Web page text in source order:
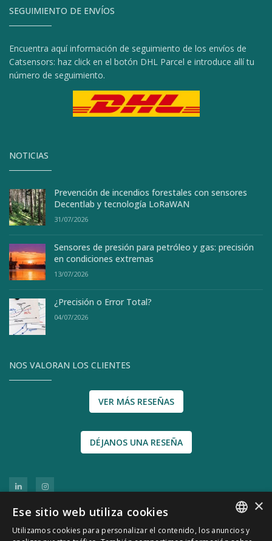
SEGUIMIENTO DE ENVÍOS
Encuentra aquí información de seguimiento de los envíos de
Catsensors: haz click en el botón DHL Parcel e introduce allí tu
número de seguimiento.
NOTICIAS
Prevención de incendios forestales con sensores
Decentlab y tecnología LoRaWAN
31/07/2026
Sensores de presión para petróleo y gas: precisión
en condiciones extremas
13/07/2026
¿Precisión o Error Total?
04/07/2026
NOS VALORAN LOS CLIENTES
VER MÁS RESEÑAS
DÉJANOS UNA RESEÑA
SPANISH
×
Ese sitio web utiliza cookies
Utilizamos cookies para personalizar el contenido, los anuncios y